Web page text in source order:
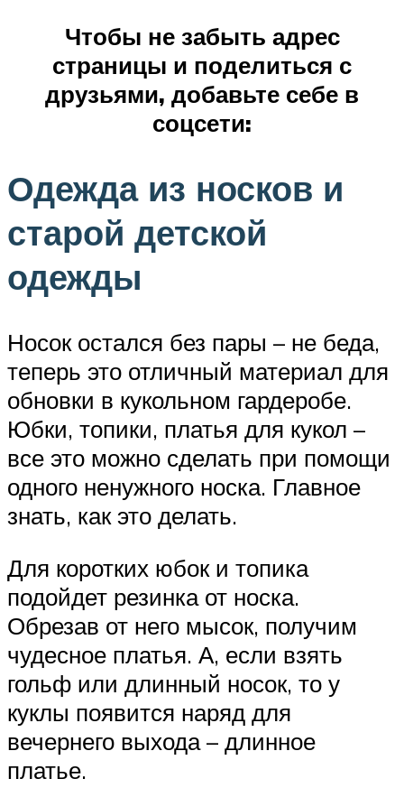
Чтобы не забыть адрес
страницы и поделиться с
друзьями, добавьте себе в
соцсети:
Одежда из носков и
старой детской
одежды
Носок остался без пары – не беда,
теперь это отличный материал для
обновки в кукольном гардеробе.
Юбки, топики, платья для кукол –
все это можно сделать при помощи
одного ненужного носка. Главное
знать, как это делать.
Для коротких юбок и топика
подойдет резинка от носка.
Обрезав от него мысок, получим
чудесное платья. А, если взять
гольф или длинный носок, то у
куклы появится наряд для
вечернего выхода – длинное
платье.